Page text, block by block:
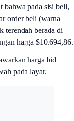
bahwa pada sisi beli,
order beli (warna
terendah berada di
harga $10.694,86.
harga bid
pada layar.